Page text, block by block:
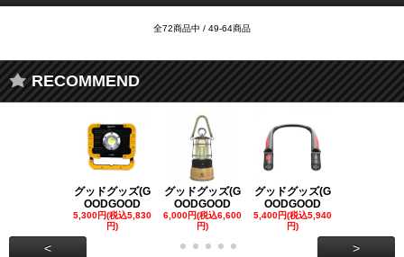
全72商品中 / 49-64商品
RECOMMEND
グッドグッズ(G
OODGOOD
5,300円(税込5,830
円)
グッドグッズ(G
OODGOOD
6,000円(税込6,600
円)
グッドグッズ(G
OODGOOD
5,400円(税込5,940
円)
< >